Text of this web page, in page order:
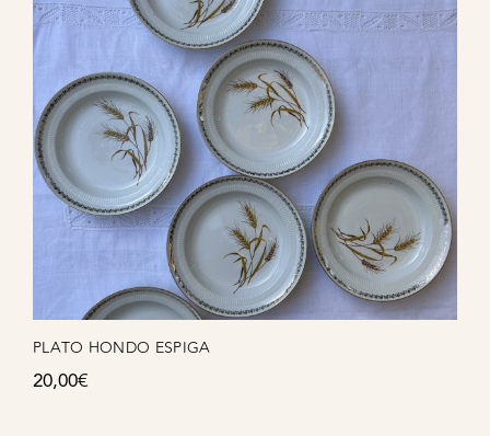
PLATO HONDO ESPIGA
20,00€